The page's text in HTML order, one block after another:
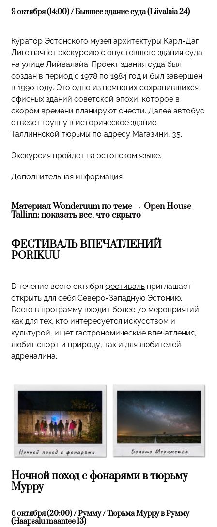
9 октября (14:00) / Бывшее здание суда (Liivalaia 24)
Куратор Эстонского музея архитектуры Карл-Даг
Лиге начнет экскурсию с опустевшего здания суда
на улице Лийвалайа. Проект здания суда был
создан в период с 1978 по 1984 год и был завершен
в 1990 году. Это одно из немногих сохранившихся
офисных зданий советской эпохи, которое в
скором времени планируют снести. Далее автобус
отвезет группу в историческое здание
Таллиннской тюрьмы по адресу Магазини, 35.
Экскурсия пройдет на эстонском языке.
Дополнительная информация
Материал Wonderuum по теме →Open House
Tallinn: показать все, что скрыто
ФЕСТИВАЛЬ ВПЕЧАТЛЕНИЙ
PORIKUU
В течение всего октябряфестиваль приглашает
открыть для себя Северо-Западную Эстонию.
Всего в программу входит более 70 мероприятий
как для тех, кто интересуется искусством и
культурой, ищет гастрономические впечатления,
любит спорт и природу, так и для любителей
адреналина.
Ночной поход с фонарями в тюрьму
Мурру
6 октября (20:00) / Румму / Тюрьма Мурру в Румму
(Haapsalu maantee 13)